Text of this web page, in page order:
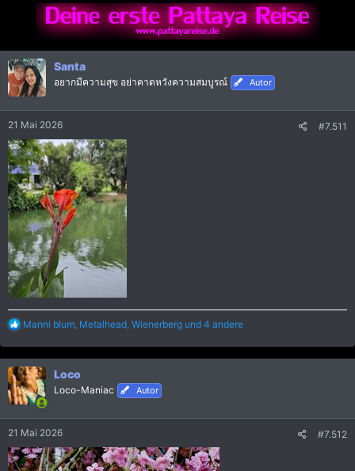
n
e
n
:
Santa
อยากมีความสุข อย่าคาดหวังความสมบูรณ์ Autor
21 Mai 2026 #7.511
R
a
k
t
i
o
n
:
Manni blum Metalhead Wienerberg und 4 andere
Loco
Loco-Maniac Autor
21 Mai 2026 #7.512